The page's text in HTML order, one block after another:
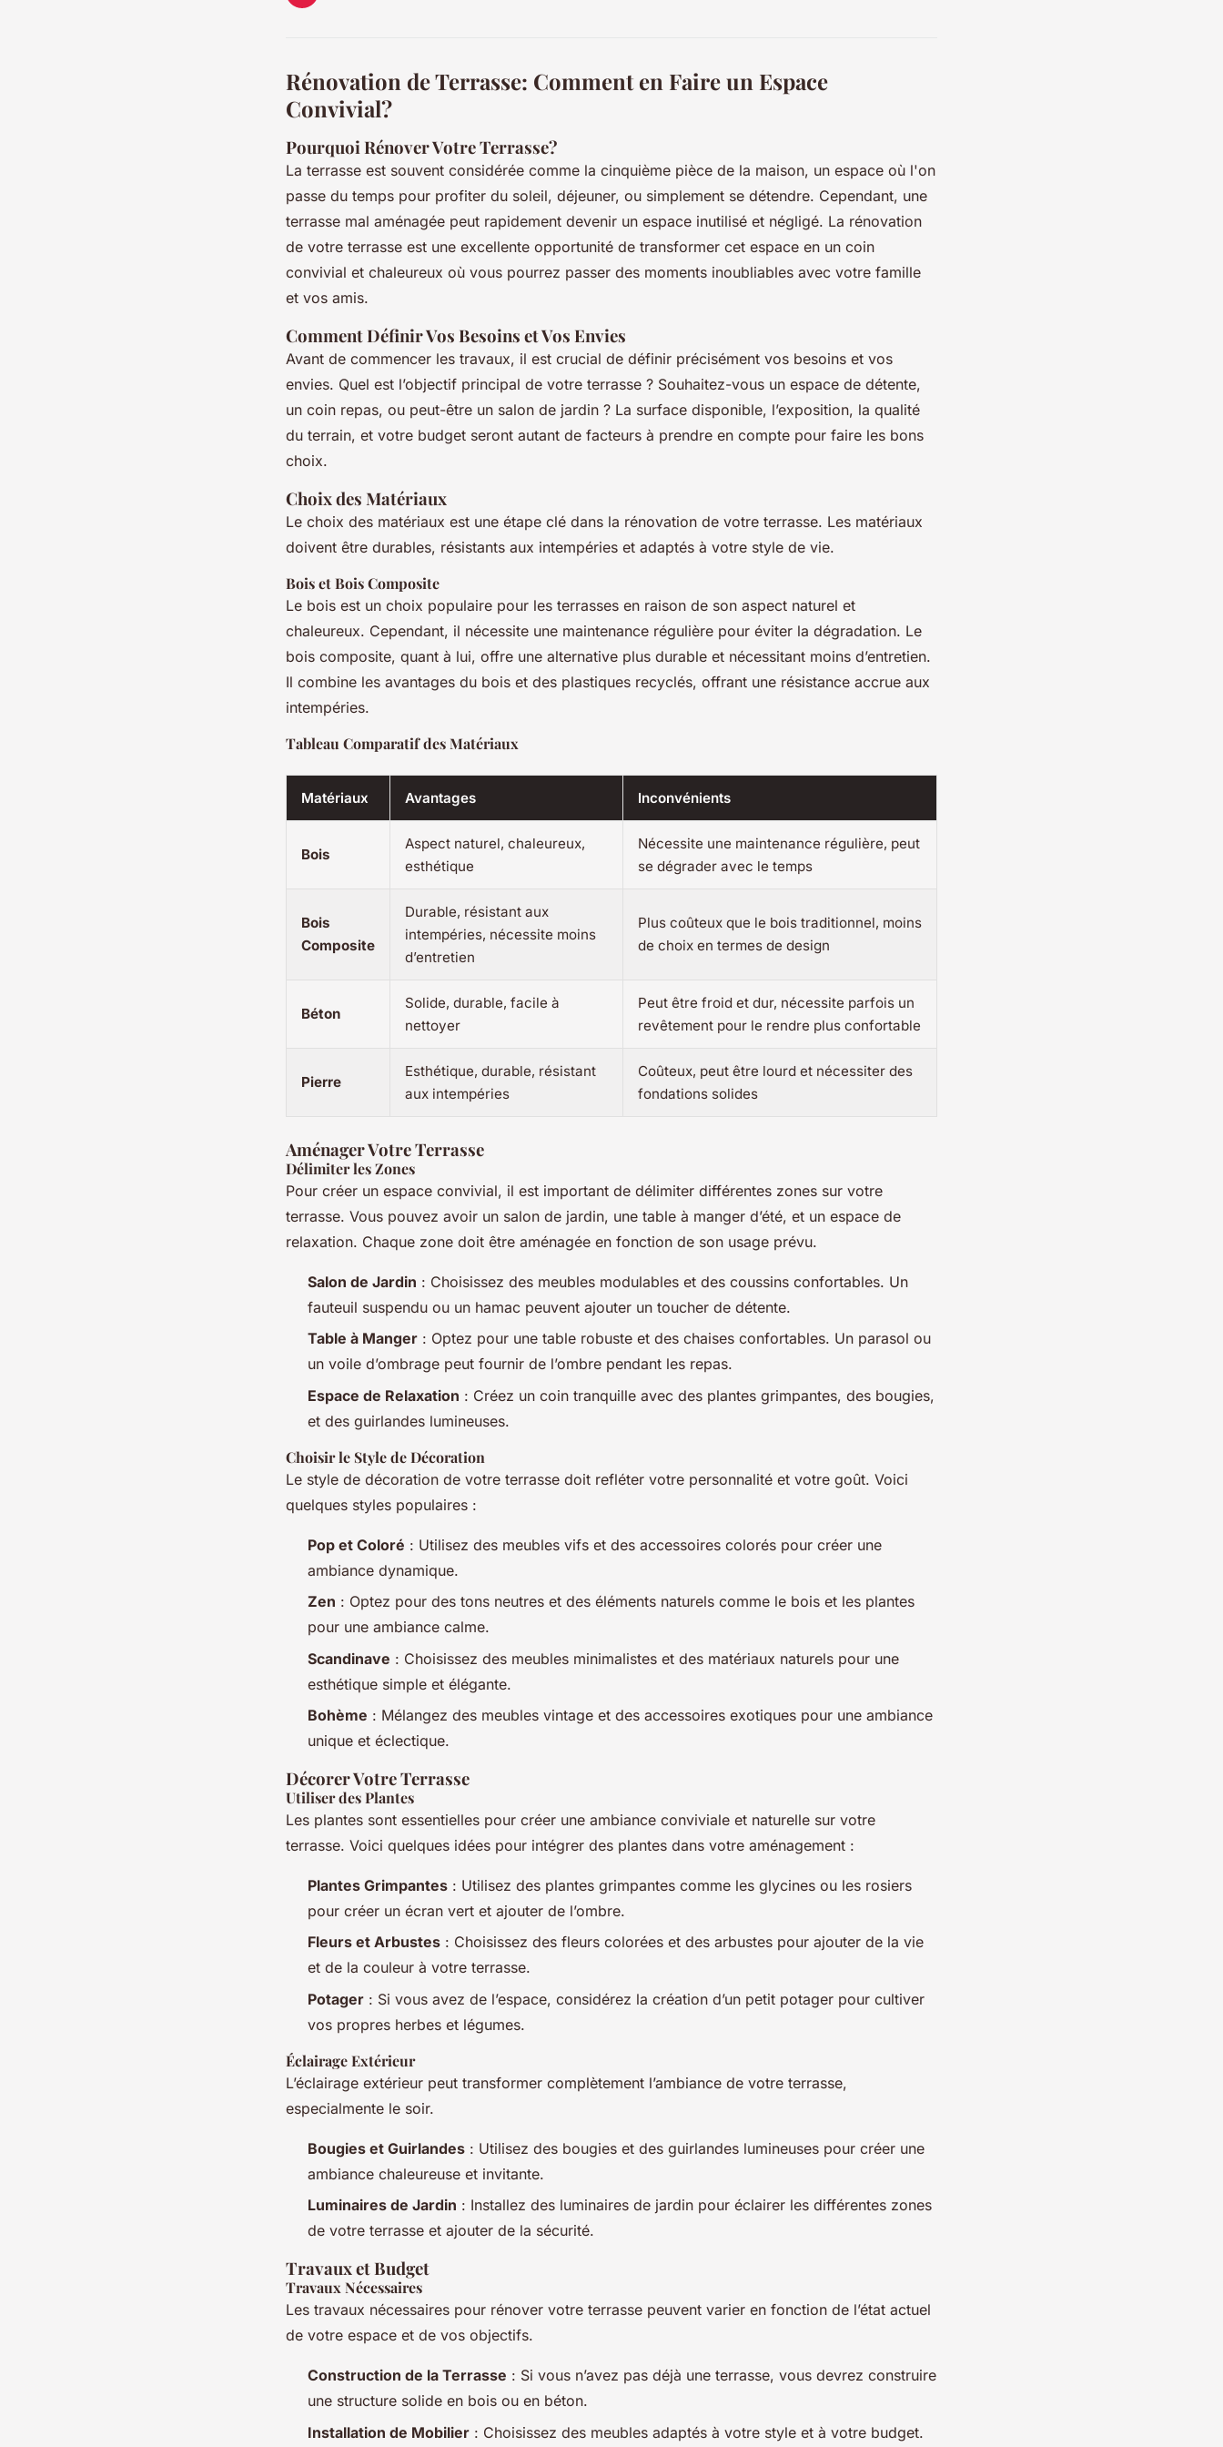
Rénovation de Terrasse: Comment en Faire un Espace
Convivial?
Pourquoi Rénover Votre Terrasse?
La terrasse est souvent considérée comme la cinquième pièce de la maison, un espace où l'on
passe du temps pour profiter du soleil, déjeuner, ou simplement se détendre. Cependant, une
terrasse mal aménagée peut rapidement devenir un espace inutilisé et négligé. La rénovation
de votre terrasse est une excellente opportunité de transformer cet espace en un coin
convivial et chaleureux où vous pourrez passer des moments inoubliables avec votre famille
et vos amis.
Comment Définir Vos Besoins et Vos Envies
Avant de commencer les travaux, il est crucial de définir précisément vos besoins et vos
envies. Quel est l’objectif principal de votre terrasse ? Souhaitez-vous un espace de détente,
un coin repas, ou peut-être un salon de jardin ? La surface disponible, l’exposition, la qualité
du terrain, et votre budget seront autant de facteurs à prendre en compte pour faire les bons
choix.
Choix des Matériaux
Le choix des matériaux est une étape clé dans la rénovation de votre terrasse. Les matériaux
doivent être durables, résistants aux intempéries et adaptés à votre style de vie.
Bois et Bois Composite
Le bois est un choix populaire pour les terrasses en raison de son aspect naturel et
chaleureux. Cependant, il nécessite une maintenance régulière pour éviter la dégradation. Le
bois composite, quant à lui, offre une alternative plus durable et nécessitant moins d’entretien.
Il combine les avantages du bois et des plastiques recyclés, offrant une résistance accrue aux
intempéries.
Tableau Comparatif des Matériaux
Matériaux Avantages Inconvénients
Bois
Aspect naturel, chaleureux,
esthétique
Nécessite une maintenance régulière, peut
se dégrader avec le temps
Bois
Composite
Durable, résistant aux
intempéries, nécessite moins
d’entretien
Plus coûteux que le bois traditionnel, moins
de choix en termes de design
Béton
Solide, durable, facile à
nettoyer
Peut être froid et dur, nécessite parfois un
revêtement pour le rendre plus confortable
Pierre
Esthétique, durable, résistant
aux intempéries
Coûteux, peut être lourd et nécessiter des
fondations solides
Aménager Votre Terrasse
Délimiter les Zones
Pour créer un espace convivial, il est important de délimiter différentes zones sur votre
terrasse. Vous pouvez avoir un salon de jardin, une table à manger d’été, et un espace de
relaxation. Chaque zone doit être aménagée en fonction de son usage prévu.
Salon de Jardin : Choisissez des meubles modulables et des coussins confortables. Un
fauteuil suspendu ou un hamac peuvent ajouter un toucher de détente.
Table à Manger : Optez pour une table robuste et des chaises confortables. Un parasol ou
un voile d’ombrage peut fournir de l’ombre pendant les repas.
Espace de Relaxation : Créez un coin tranquille avec des plantes grimpantes, des bougies,
et des guirlandes lumineuses.
Choisir le Style de Décoration
Le style de décoration de votre terrasse doit refléter votre personnalité et votre goût. Voici
quelques styles populaires :
Pop et Coloré : Utilisez des meubles vifs et des accessoires colorés pour créer une
ambiance dynamique.
Zen : Optez pour des tons neutres et des éléments naturels comme le bois et les plantes
pour une ambiance calme.
Scandinave : Choisissez des meubles minimalistes et des matériaux naturels pour une
esthétique simple et élégante.
Bohème : Mélangez des meubles vintage et des accessoires exotiques pour une ambiance
unique et éclectique.
Décorer Votre Terrasse
Utiliser des Plantes
Les plantes sont essentielles pour créer une ambiance conviviale et naturelle sur votre
terrasse. Voici quelques idées pour intégrer des plantes dans votre aménagement :
Plantes Grimpantes : Utilisez des plantes grimpantes comme les glycines ou les rosiers
pour créer un écran vert et ajouter de l’ombre.
Fleurs et Arbustes : Choisissez des fleurs colorées et des arbustes pour ajouter de la vie
et de la couleur à votre terrasse.
Potager : Si vous avez de l’espace, considérez la création d’un petit potager pour cultiver
vos propres herbes et légumes.
Éclairage Extérieur
L’éclairage extérieur peut transformer complètement l’ambiance de votre terrasse,
especialmente le soir.
Bougies et Guirlandes : Utilisez des bougies et des guirlandes lumineuses pour créer une
ambiance chaleureuse et invitante.
Luminaires de Jardin : Installez des luminaires de jardin pour éclairer les différentes zones
de votre terrasse et ajouter de la sécurité.
Travaux et Budget
Travaux Nécessaires
Les travaux nécessaires pour rénover votre terrasse peuvent varier en fonction de l’état actuel
de votre espace et de vos objectifs.
Construction de la Terrasse : Si vous n’avez pas déjà une terrasse, vous devrez construire
une structure solide en bois ou en béton.
Installation de Mobilier : Choisissez des meubles adaptés à votre style et à votre budget.